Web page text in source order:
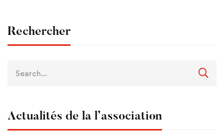
Rechercher
Actualités de la l’association